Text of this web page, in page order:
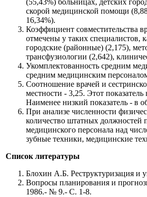
скорой медицинской помощи
16,34%).
Коэффициент совместительства
отмечены у таких специалистов,
городские (районные) (2,175),
трансфузиологии (2,642),
Укомплектованность средним
средним медицинским
Соотношение врачей и
местности - 3,25. Этот
Наименее низкий показатель - в
При анализе численности
количество штатных должностей
медицинского персонала над
зубные техники, медицинские
Список литературы
Блохин А.Б. Реструктуризация и
Вопросы планирования и
1986.- № 9.- С. 1-8.